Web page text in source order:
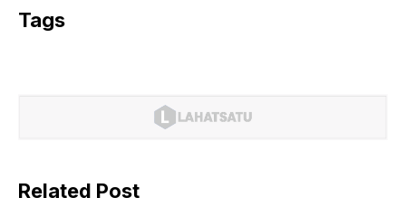
Tags
Related Post